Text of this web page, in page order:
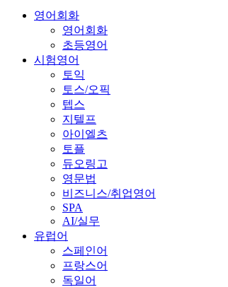
영어회화
영어회화
초등영어
시험영어
토익
토스/오픽
텝스
지텔프
아이엘츠
토플
듀오링고
영문법
비즈니스/취업영어
SPA
AI/실무
유럽어
스페인어
프랑스어
독일어